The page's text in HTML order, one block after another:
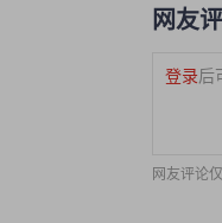
网友
登录后
网友评论